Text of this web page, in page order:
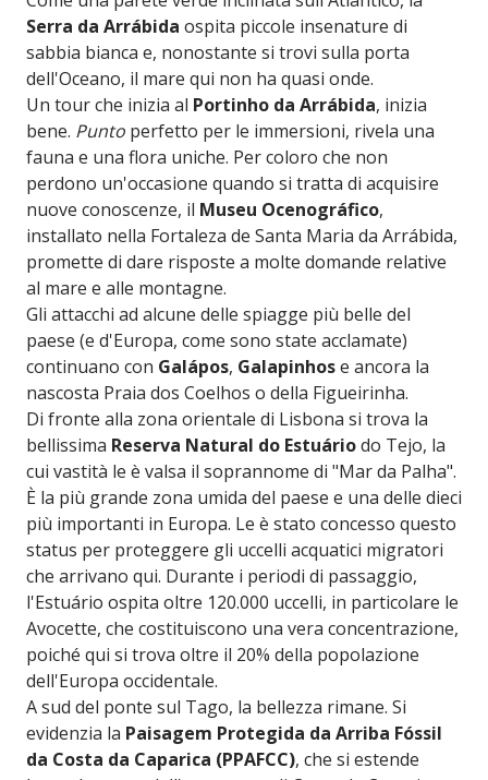
Serra da Arrábida ospita piccole insenature di
sabbia bianca e, nonostante si trovi sulla porta
dell'Oceano, il mare qui non ha quasi onde.
Un tour che inizia al Portinho da Arrábida, inizia
bene. Punto perfetto per le immersioni, rivela una
fauna e una flora uniche. Per coloro che non
perdono un'occasione quando si tratta di acquisire
nuove conoscenze, il Museu Ocenográfico,
installato nella Fortaleza de Santa Maria da Arrábida,
promette di dare risposte a molte domande relative
al mare e alle montagne.
Gli attacchi ad alcune delle spiagge più belle del
paese (e d'Europa, come sono state acclamate)
continuano con Galápos, Galapinhose ancora la
nascosta Praia dos Coelhos o della Figueirinha.
Di fronte alla zona orientale di Lisbona si trova la
bellissima Reserva Natural do Estuáriodo Tejo, la
cui vastità le è valsa il soprannome di "Mar da Palha".
È la più grande zona umida del paese e una delle dieci
più importanti in Europa. Le è stato concesso questo
status per proteggere gli uccelli acquatici migratori
che arrivano qui. Durante i periodi di passaggio,
l'Estuário ospita oltre 120.000 uccelli, in particolare le
Avocette, che costituiscono una vera concentrazione,
poiché qui si trova oltre il 20% della popolazione
dell'Europa occidentale.
A sud del ponte sul Tago, la bellezza rimane. Si
evidenzia la Paisagem Protegida da Arriba Fóssil
da Costa da Caparica (PPAFCC), che si estende